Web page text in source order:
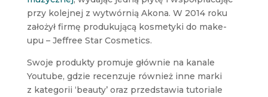
przy kolejnej z wytwórnią Akona. W 2014 roku
założył firmę produkującą kosmetyki do make-
upu – Jeffree Star Cosmetics.
Swoje produkty promuje głównie na kanale
Youtube, gdzie recenzuje również inne marki
z kategorii ‘beauty’ oraz przedstawia tutoriale